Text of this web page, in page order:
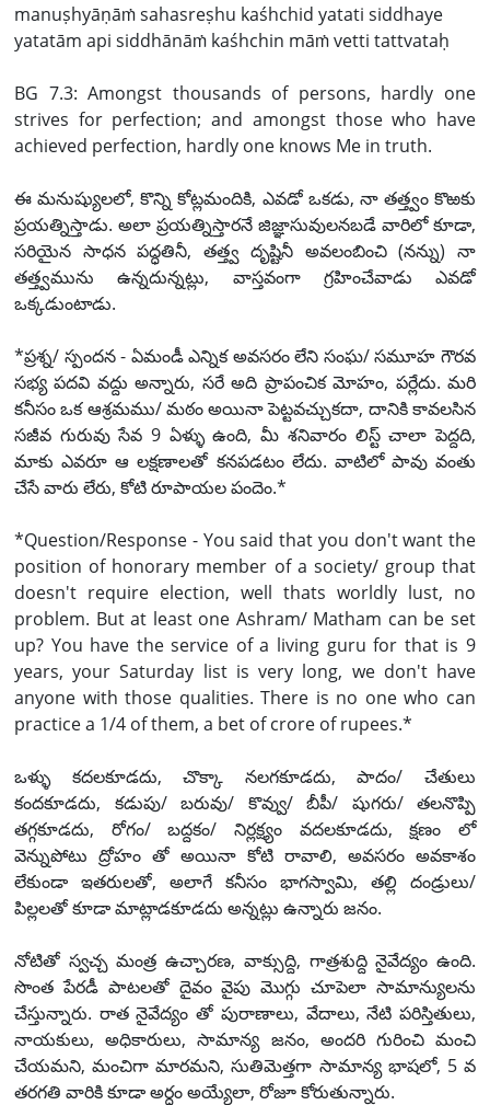
manuṣhyāṇāṁ sahasreṣhu kaśhchid yatati siddhaye
yatatām api siddhānāṁ kaśhchin māṁ vetti tattvataḥ
BG 7.3: Amongst thousands of persons, hardly one
strives for perfection; and amongst those who have
achieved perfection, hardly one knows Me in truth.
ఈ మనుష్యులలో, కొన్ని కోట్లమందికి, ఎవడో ఒకడు, నా తత్త్వం కొఱకు
ప్రయత్నిస్తాడు. అలా ప్రయత్నిస్తారనే జిజ్ఞాసువులనబడే వారిలో కూడా,
సరియైన సాధన పద్ధతినీ, తత్త్వ దృష్టినీ అవలంబించి (నన్ను) నా
తత్త్వమును ఉన్నదున్నట్లు, వాస్తవంగా గ్రహించేవాడు ఎవడో
ఒక్కడుంటాడు.
*ప్రశ్న/ స్పందన - ఏమండీ ఎన్నిక అవసరం లేని సంఘ/ సమూహ గౌరవ
సభ్య పదవి వద్దు అన్నారు, సరే అది ప్రాపంచిక మోహం, పర్లేదు. మరి
కనీసం ఒక ఆశ్రమము/ మఠం అయినా పెట్టవచ్చుకదా, దానికి కావలసిన
సజీవ గురువు సేవ 9 ఏళ్ళు ఉంది, మీ శనివారం లిస్ట్ చాలా పెద్దది,
మాకు ఎవరూ ఆ లక్షణాలతో కనపడటం లేదు. వాటిలో పావు వంతు
చేసే వారు లేరు, కోటి రూపాయల పందెం.*
*Question/Response - You said that you don't want the
position of honorary member of a society/ group that
doesn't require election, well thats worldly lust, no
problem. But at least one Ashram/ Matham can be set
up? You have the service of a living guru for that is 9
years, your Saturday list is very long, we don't have
anyone with those qualities. There is no one who can
practice a 1/4 of them, a bet of crore of rupees.*
ఒళ్ళు కదలకూడదు, చొక్కా నలగకూడదు, పాదం/ చేతులు
కందకూడదు, కడుపు/ బరువు/ కొవ్వు/ బీపీ/ షుగరు/ తలనొప్పి
తగ్గకూడదు, రోగం/ బద్దకం/ నిర్లక్ష్యం వదలకూడదు, క్షణం లో
వెన్నుపోటు ద్రోహం తో అయినా కోటి రావాలి, అవసరం అవకాశం
లేకుండా ఇతరులతో, అలాగే కనీసం భాగస్వామి, తల్లి దండ్రులు/
పిల్లలతో కూడా మాట్లాడకూడదు అన్నట్లు ఉన్నారు జనం.
నోటితో స్వచ్చ మంత్ర ఉచ్చారణ, వాక్సుద్ది, గాత్రశుద్ది నైవేద్యం ఉంది.
సొంత పేరడీ పాటలతో దైవం వైపు మొగ్గు చూపెలా సామాన్యులను
చేస్తున్నారు. రాత నైవేద్యం తో పురాణాలు, వేదాలు, నేటి పరిస్తితులు,
నాయకులు, అధికారులు, సామాన్య జనం, అందరి గురించి మంచి
చేయమని, మంచిగా మారమని, సుతిమెత్తగా సామాన్య భాషలో, 5 వ
తరగతి వారికి కూడా అర్ధం అయ్యేలా, రోజూ కోరుతున్నారు.